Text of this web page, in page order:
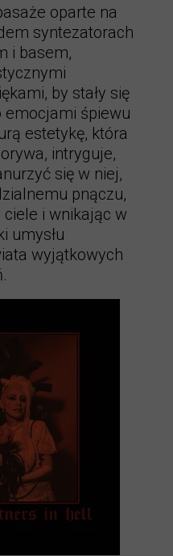
oparte na
syntezatorach
i basem,
by stały się
emocjami śpiewu
estetykę, która
intryguje,
się w niej,
pnączu,
i wnikając w
umysłu
wyjątkowych